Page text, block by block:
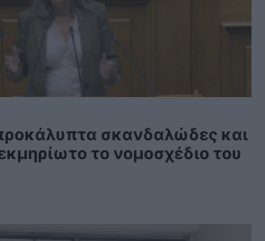
σκανδαλώδες και
το νομοσχέδιο του